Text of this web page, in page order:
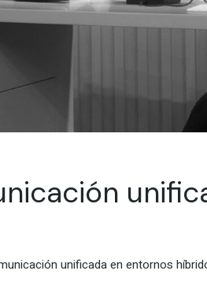
unificada en entornos